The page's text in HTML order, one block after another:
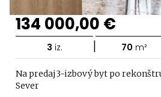
134 000,00 €
3 iz. | 70 m²
Na predaj3-izbový byt po
Sever